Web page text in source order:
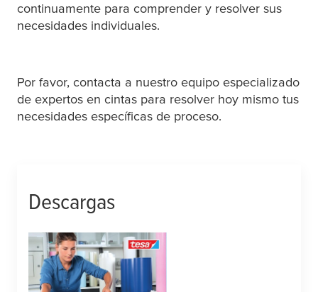
continuamente para comprender y resolver sus
necesidades individuales.
Por favor, contacta a nuestro equipo especializado
de expertos en cintas para resolver hoy mismo tus
necesidades específicas de proceso.
Descargas